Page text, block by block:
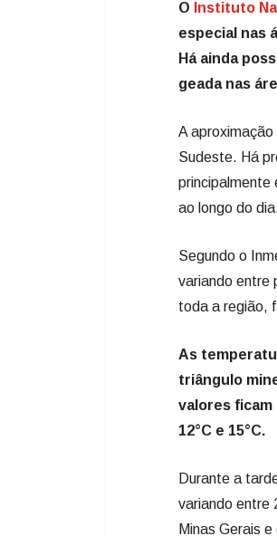
O Instituto
especial nas
Há ainda
geada nas
A
Sudeste. Há
principalmente
ao longo do
Segundo o
variando entre
toda a região,
As
triângulo
valores ficam
12°C e 15°C.
Durante a
variando entre
Minas Gerais